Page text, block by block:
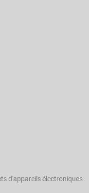
d'appareils électroniques